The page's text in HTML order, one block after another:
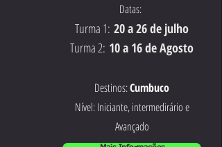
Datas:
Turma 1: 20 a 26 de julho
Turma 2: 10 a 16 de Agosto
Destinos:Cumbuco
Nível: Iniciante, intermedirário e
Avançado